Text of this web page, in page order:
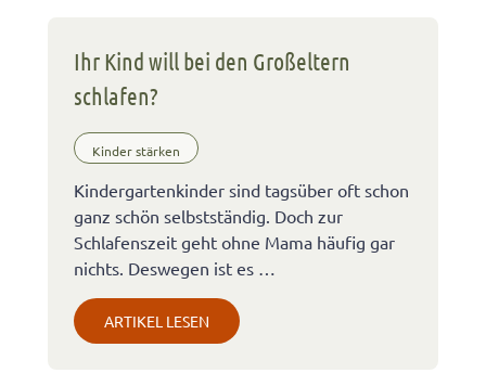
Ihr Kind will bei den Großeltern
schlafen?
Kinder stärken
Kindergartenkinder sind tagsüber oft schon
ganz schön selbstständig. Doch zur
Schlafenszeit geht ohne Mama häufig gar
nichts. Deswegen ist es …
ARTIKEL LESEN